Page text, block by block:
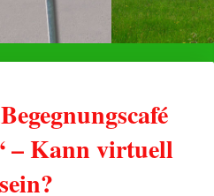
– Kann virtuell